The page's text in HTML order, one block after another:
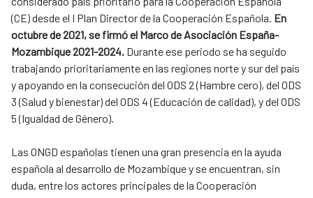
(CE) desde el I Plan Director de la Cooperación Española. En
octubre de 2021, se firmó el Marco de Asociación España-
Mozambique 2021-2024. Durante ese periodo se ha seguido
trabajando prioritariamente en las regiones norte y sur del país
y apoyando en la consecución del ODS 2 (Hambre cero), del ODS
3 (Salud y bienestar) del ODS 4 (Educación de calidad), y del ODS
5 (Igualdad de Género).
Las ONGD españolas tienen una gran presencia en la ayuda
española al desarrollo de Mozambique y se encuentran, sin
duda, entre los actores principales de la Cooperación